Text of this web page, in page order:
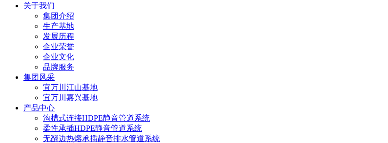
关于我们
集团介绍
生产基地
发展历程
企业荣誉
企业文化
品牌服务
集团风采
宜万川江山基地
宜万川嘉兴基地
产品中心
沟槽式连接HDPE静音管道系统
柔性承插HDPE静音管道系统
无翻边热熔承插静音排水管道系统